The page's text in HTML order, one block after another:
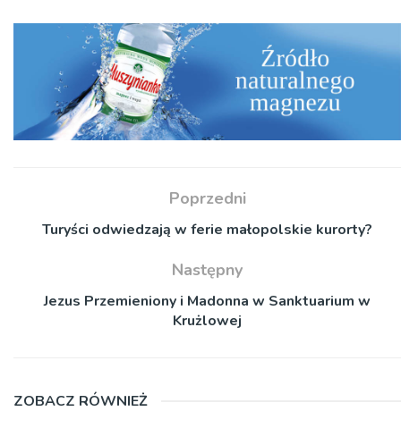
Poprzedni
Turyści odwiedzają w ferie małopolskie kurorty?
Następny
Jezus Przemieniony i Madonna w Sanktuarium w
Krużlowej
ZOBACZ RÓWNIEŻ